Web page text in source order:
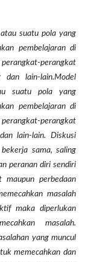
suatu pola yang
pembelajaran di
perangkat
dan lain-lain.Model
suatu pola yang
pembelajaran di
perangkat
lain-lain. Diskusi
sama, saling
peranan diri sendiri
maupun perbedaan
masalah
maka diperlukan
masalah.
yang muncul
memecahkan dan